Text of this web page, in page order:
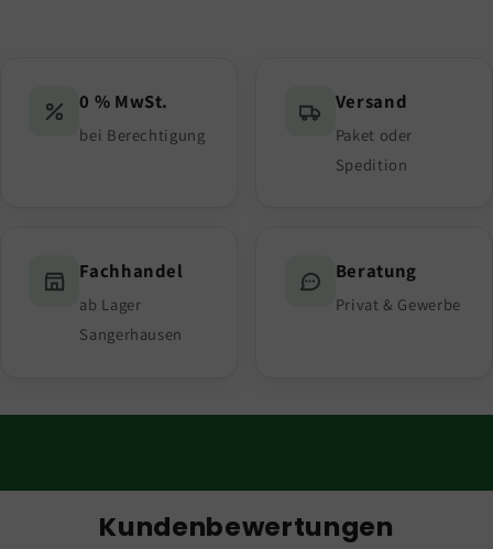
0 % MwSt.
bei Berechtigung
Versand
Paket oder
Spedition
Fachhandel
ab Lager
Sangerhausen
Beratung
Privat & Gewerbe
Kundenbewertungen